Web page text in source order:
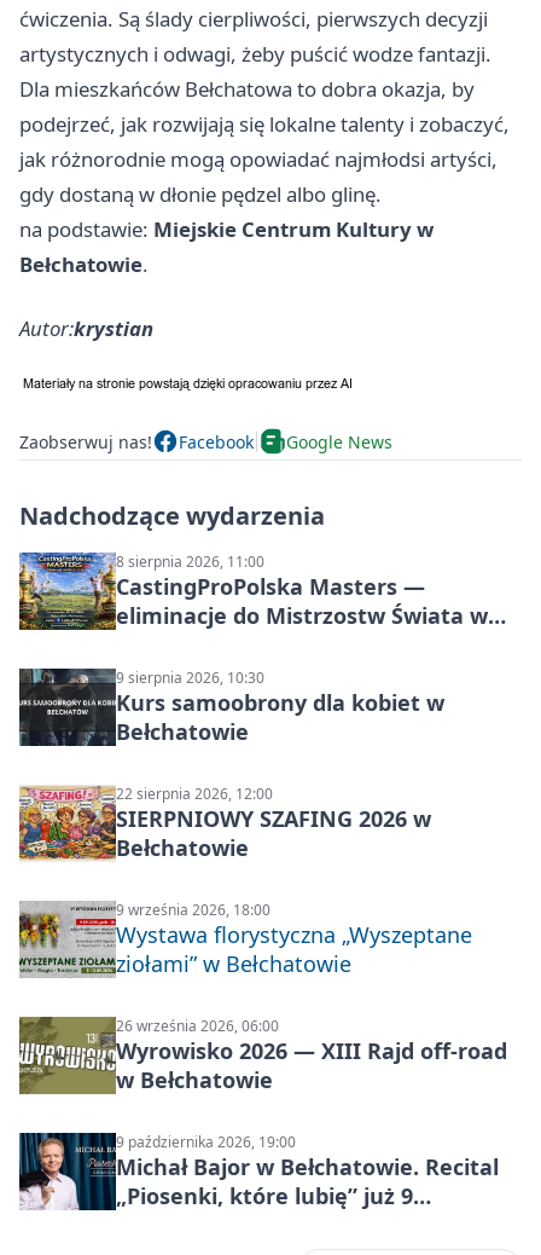
ćwiczenia. Są ślady cierpliwości, pierwszych decyzji
artystycznych i odwagi, żeby puścić wodze fantazji.
Dla mieszkańców Bełchatowa to dobra okazja, by
podejrzeć, jak rozwijają się lokalne talenty i zobaczyć,
jak różnorodnie mogą opowiadać najmłodsi artyści,
gdy dostaną w dłonie pędzel albo glinę.
na podstawie: Miejskie Centrum Kultury w
Bełchatowie.
Autor:krystian
Zaobserwuj nas! Facebook Google News
Nadchodzące wydarzenia
8 sierpnia 2026, 11:00
CastingProPolska Masters —
eliminacje do Mistrzostw Świata w
9 sierpnia 2026, 10:30
Kurs samoobrony dla kobiet w
Bełchatowie
22 sierpnia 2026, 12:00
SIERPNIOWY SZAFING 2026 w
Bełchatowie
9 września 2026, 18:00
Wystawa florystyczna „Wyszeptane
ziołami” w Bełchatowie
26 września 2026, 06:00
Wyrowisko 2026 — XIII Rajd off‑road
w Bełchatowie
9 października 2026, 19:00
Michał Bajor w Bełchatowie. Recital
„Piosenki, które lubię” już 9